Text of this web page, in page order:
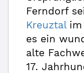
Ferndorf
Kreuztalim
es ein
alte
17.